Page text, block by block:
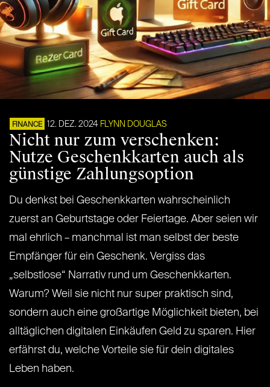
FINANCE 12. DEZ. 2024 FLYNN DOUGLAS
Nicht nur zum verschenken:
Nutze Geschenkkarten auch als
günstige Zahlungsoption
Du denkst bei Geschenkkarten wahrscheinlich
zuerst an Geburtstage oder Feiertage. Aber seien wir
mal ehrlich – manchmal ist man selbst der beste
Empfänger für ein Geschenk. Vergiss das
„selbstlose“ Narrativ rund um Geschenkkarten.
Warum? Weil sie nicht nur super praktisch sind,
sondern auch eine großartige Möglichkeit bieten, bei
alltäglichen digitalen Einkäufen Geld zu sparen. Hier
erfährst du, welche Vorteile sie für dein digitales
Leben haben.